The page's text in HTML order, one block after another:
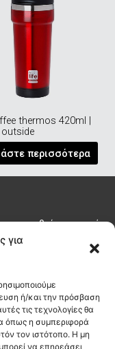
για
ή/και την πρόσβαση
τις τεχνολογίες θα
όπως η συμπεριφορά
τον ιστότοπο. Η μη
να επηρεάσει
thermos 420ml |
περισσότερα
να μαθαίνετε τα νέα
info@habitcoffee.co
28210